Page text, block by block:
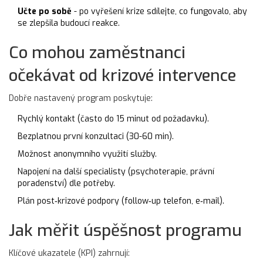
Učte po sobě - po vyřešení krize sdílejte, co fungovalo, aby
se zlepšila budoucí reakce.
Co mohou zaměstnanci
očekávat od krizové intervence
Dobře nastavený program poskytuje:
Rychlý kontakt (často do 15 minut od požadavku).
Bezplatnou první konzultaci (30-60 min).
Možnost anonymního využití služby.
Napojení na další specialisty (psychoterapie, právní
poradenství) dle potřeby.
Plán post‑krizové podpory (follow‑up telefon, e‑mail).
Jak měřit úspěšnost programu
Klíčové ukazatele (KPI) zahrnují: